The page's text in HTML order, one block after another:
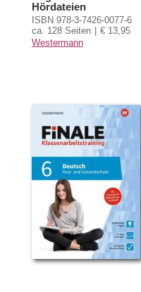
Hördateien
ISBN 978-3-7426-0077-6
ca. 128 Seiten
€ 13,95
Westermann